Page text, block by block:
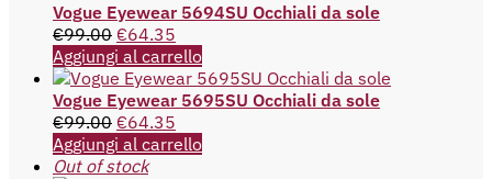
Vogue Eyewear 5694SU Occhiali da sole
€99.00 €64.35
Aggiungi al carrello
Vogue Eyewear 5695SU Occhiali da sole
€99.00 €64.35
Aggiungi al carrello
Out of stock